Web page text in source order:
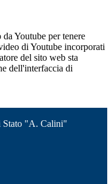
Youtube per tenere
di Youtube incorporati
del sito web sta
dell'interfaccia di
Stato "A. Calini"